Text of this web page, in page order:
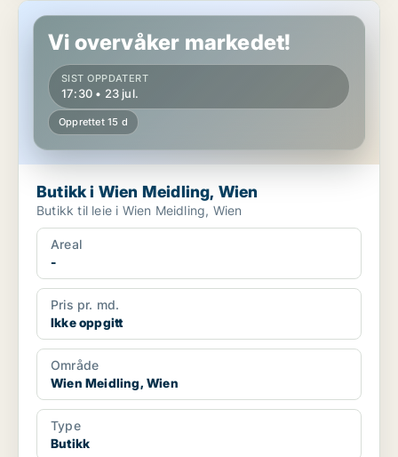
Butikk i Wien Meidling, Wien
Vi overvåker markedet!
SIST OPPDATERT
17:30 • 23 jul.
Opprettet 15 d
Butikk i Wien Meidling, Wien
Butikk til leie i Wien Meidling, Wien
Areal
-
Pris pr. md.
Ikke oppgitt
Område
Wien Meidling, Wien
Type
Butikk